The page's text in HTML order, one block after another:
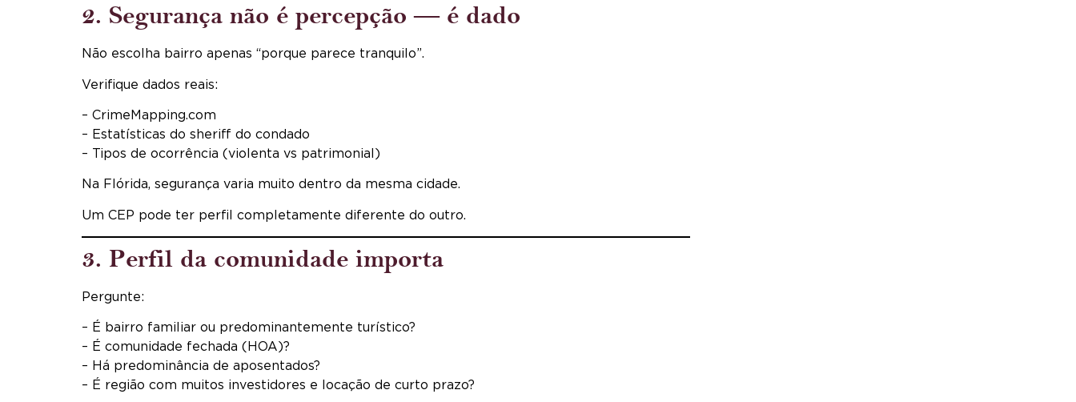
2. Segurança não é percepção — é dado
Não escolha bairro apenas “porque parece tranquilo”.
Verifique dados reais:
– CrimeMapping.com
– Estatísticas do sheriff do condado
– Tipos de ocorrência (violenta vs patrimonial)
Na Flórida, segurança varia muito dentro da mesma cidade.
Um CEP pode ter perfil completamente diferente do outro.
3. Perfil da comunidade importa
Pergunte:
– É bairro familiar ou predominantemente turístico?
– É comunidade fechada (HOA)?
– Há predominância de aposentados?
– É região com muitos investidores e locação de curto prazo?